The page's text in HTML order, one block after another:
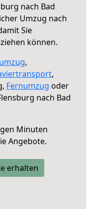
nach Bad
Umzug nach
Sie
können.
,
,
Fernumzug oder
nach Bad
Minuten
Angebote.
erhalten